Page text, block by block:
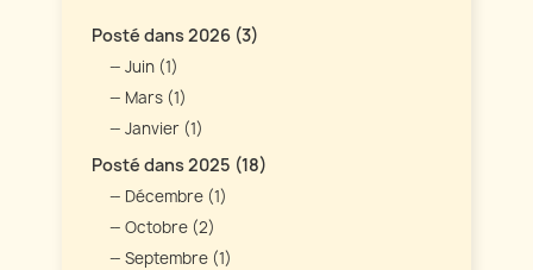
Posté dans 2026 (3)
Juin (1)
Mars (1)
Janvier (1)
Posté dans 2025 (18)
Décembre (1)
Octobre (2)
Septembre (1)